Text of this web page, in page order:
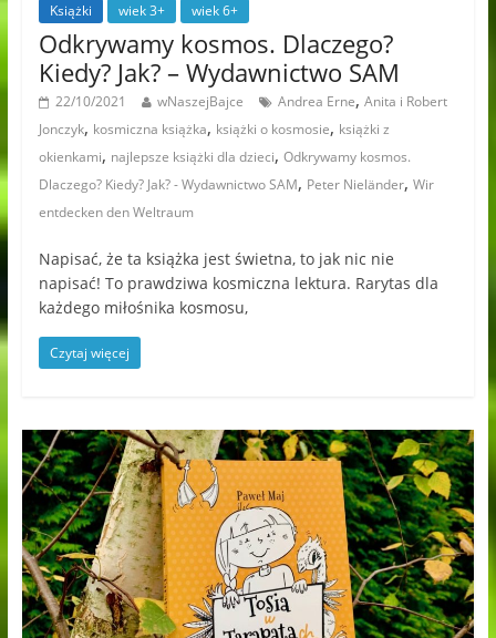
Książki wiek 3+ wiek 6+
Odkrywamy kosmos. Dlaczego?
Kiedy? Jak? – Wydawnictwo SAM
22/10/2021 wNaszejBajce Andrea Erne, Anita i Robert
Jonczyk, kosmiczna książka, książki o kosmosie, książki z
okienkami, najlepsze książki dla dzieci, Odkrywamy kosmos.
Dlaczego? Kiedy? Jak? - Wydawnictwo SAM, Peter Nieländer, Wir
entdecken den Weltraum
Napisać, że ta książka jest świetna, to jak nic nie
napisać! To prawdziwa kosmiczna lektura. Rarytas dla
każdego miłośnika kosmosu,
Czytaj więcej